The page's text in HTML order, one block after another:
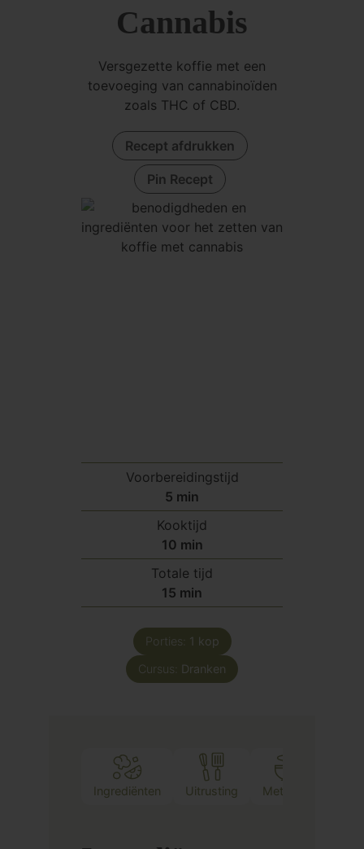
Cannabis
Versgezette koffie met een
toevoeging van cannabinoïden
zoals THC of CBD.
Recept afdrukken
Pin Recept
Voorbereidingstijd
5 minuten
min
Kooktijd
10minuten
min
Totale tijd
15 minuten
min
Porties: 1 kop
Cursus: Dranken
Ingrediënten Uitrusting Methode